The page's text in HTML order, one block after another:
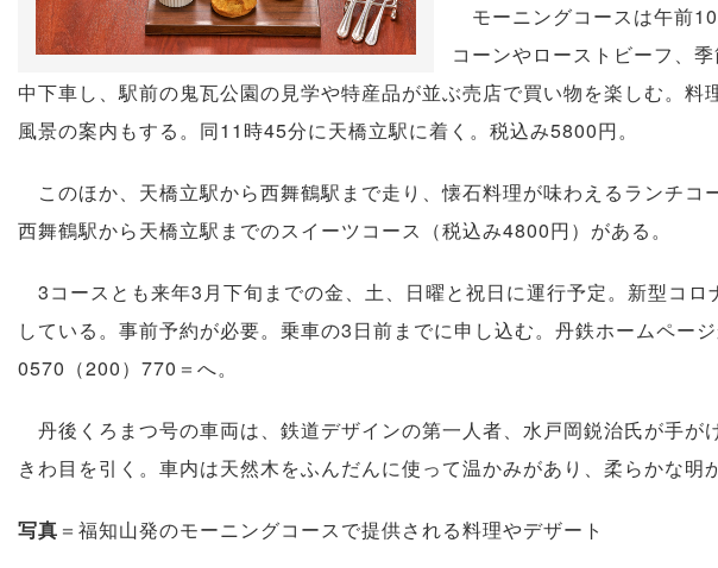
モーニングコースは午前
コーンやローストビーフ、
中下車し、駅前の鬼瓦公園の見学や特産品が並ぶ売店で買い物を楽しむ。
風景の案内もする。同11時45分に天橋立駅に着く。税込み5800円。
このほか、天橋立駅から西舞鶴駅まで走り、懐石料理が味わえるランチコ
西舞鶴駅から天橋立駅までのスイーツコース（税込み4800円）がある。
3コースとも来年3月下旬までの金、土、日曜と祝日に運行予定。新型コ
している。事前予約が必要。乗車の3日前までに申し込む。丹鉄ホームペー
0570（200）770＝へ。
丹後くろまつ号の車両は、鉄道デザインの第一人者、水戸岡鋭治氏が手が
きわ目を引く。車内は天然木をふんだんに使って温かみがあり、柔らかな明
写真 ＝福知山発のモーニングコースで提供される料理やデザート